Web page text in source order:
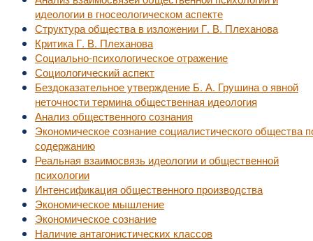
идеологии в гносеологическом аспекте
Структура общества в изложении Г. В. Плеханова
Критика Г. В. Плеханова
Социально-психологическое отражение
Социологический аспект
Бездоказательное утверждение Б. А. Грушина о явной
неточности термина общественная идеология
Анализ общественного сознания
Экономическое сознание социалистического общества
содержанию
Реальная взаимосвязь идеологии и общественной
психологии
Интенсификация общественного производства
Экономическое мышление
Экономическое сознание
Наличие антагонистических классов